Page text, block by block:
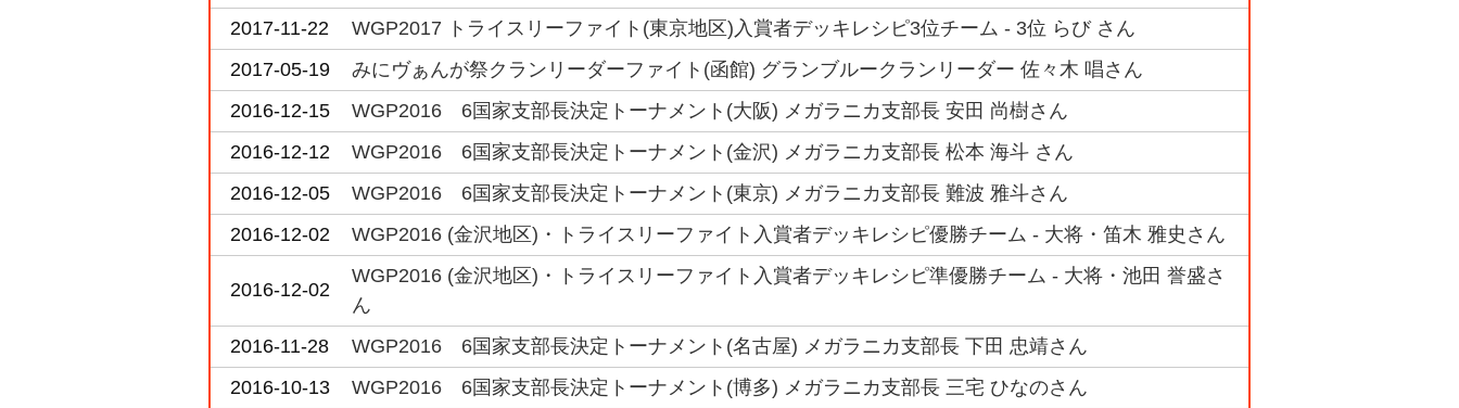
2017-11-22
WGP2017 トライスリーファイト(東京地区)入賞者デッキレシピ3位チーム - 3位 らび さん
2017-05-19
みにヴぁんが祭クランリーダーファイト(函館) グランブルークランリーダー 佐々木 唱さん
2016-12-15
WGP2016 6国家支部長決定トーナメント(大阪) メガラニカ支部長 安田 尚樹さん
2016-12-12
WGP2016 6国家支部長決定トーナメント(金沢) メガラニカ支部長 松本 海斗 さん
2016-12-05
WGP2016 6国家支部長決定トーナメント(東京) メガラニカ支部長 難波 雅斗さん
2016-12-02
WGP2016 (金沢地区)・トライスリーファイト入賞者デッキレシピ優勝チーム - 大将・笛木 雅史さん
2016-12-02
WGP2016 (金沢地区)・トライスリーファイト入賞者デッキレシピ準優勝チーム - 大将・池田 誉盛さ
ん
2016-11-28
WGP2016 6国家支部長決定トーナメント(名古屋) メガラニカ支部長 下田 忠靖さん
2016-10-13
WGP2016 6国家支部長決定トーナメント(博多) メガラニカ支部長 三宅 ひなのさん